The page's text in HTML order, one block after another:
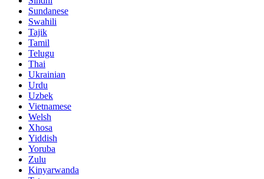
Sundanese
Swahili
Tajik
Tamil
Telugu
Thai
Ukrainian
Urdu
Uzbek
Vietnamese
Welsh
Xhosa
Yiddish
Yoruba
Zulu
Kinyarwanda